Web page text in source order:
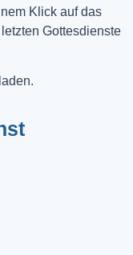
Klick auf das
Gottesdienste